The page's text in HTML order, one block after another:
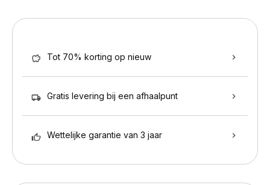
Tot 70% korting op nieuw
Gratis levering bij een afhaalpunt
Wettelijke garantie van 3 jaar